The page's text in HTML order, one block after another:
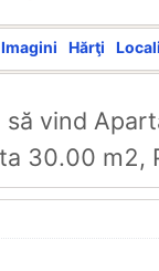
Imagini Hărţi
să vind
30.00 m2,